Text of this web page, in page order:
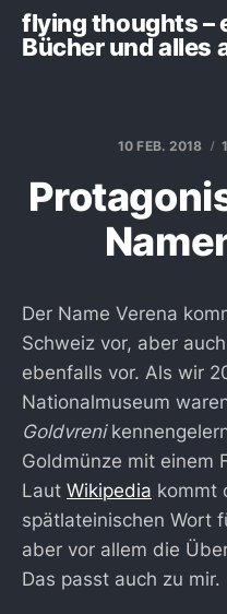
flying thoughts –
Bücher und alles
10 FEB. 2018
Der Name Verena
Schweiz vor, aber
ebenfalls vor. Als wir
Nationalmuseum
Goldvreni
Goldmünze mit einem
Laut Wikipedia kommt
spätlateinischen Wort
aber vor allem die
Das passt auch zu mir.